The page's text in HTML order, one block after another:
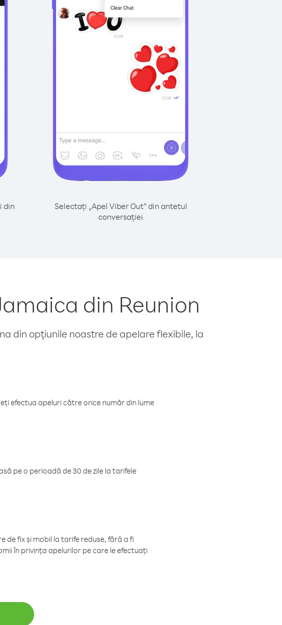
din
Selectați „Apel Viber Out” din antetul
conversației
din Reunion
din opțiunile noastre de apelare flexibile, la
efectua apeluri către orice număr din lume
pe o perioadă de 30 de zile la tarifele
de fix și mobil la tarife reduse, fără a fi
în privința apelurilor pe care le efectuați